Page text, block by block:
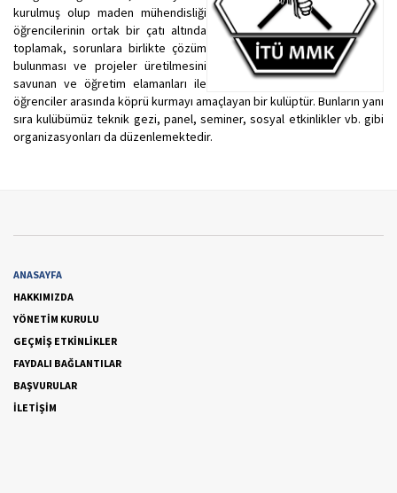
kurulmuş olup maden mühendisliği
öğrencilerinin ortak bir çatı altında
toplamak, sorunlara birlikte çözüm
bulunması ve projeler üretilmesini
savunan ve öğretim elamanları ile
öğrenciler arasında köprü kurmayı amaçlayan bir kulüptür. Bunların yanı
sıra kulübümüz teknik gezi, panel, seminer, sosyal etkinlikler vb. gibi
organizasyonları da düzenlemektedir.
ANASAYFA
HAKKIMIZDA
YÖNETİM KURULU
GEÇMİŞ ETKİNLİKLER
FAYDALI BAĞLANTILAR
BAŞVURULAR
İLETİŞİM